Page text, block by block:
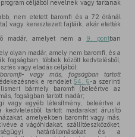
céljából nevelnek vagy tartanak
nem etetett baromfi és a 72 óránál
vagy keresztezett fajtáik, akár etették
madár, amelyet nem a 9. pontban
olyan madár, amely nem baromfi, és a
fogságban, többek között kedvtelésből,
vagy eladás céljából;
vagy más, fogságban tartott
e rendelet 54. §-a szerinti
bármely baromfi (beleértve az
fogságban tartott madár;
vagy egyéb létesítmény, beleértve a
kedvtelésből tartott madarakat árusító
amelyekben baromfit vagy más,
a vágóhidakat, szállítóeszközöket,
határállomásokat és a